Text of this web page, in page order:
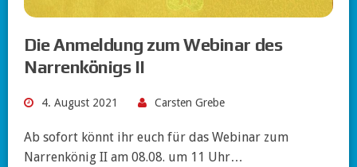
Die Anmeldung zum Webinar des
Narrenkönigs II
4. August 2021 Carsten Grebe
Ab sofort könnt ihr euch für das Webinar zum
Narrenkönig II am 08.08. um 11 Uhr…